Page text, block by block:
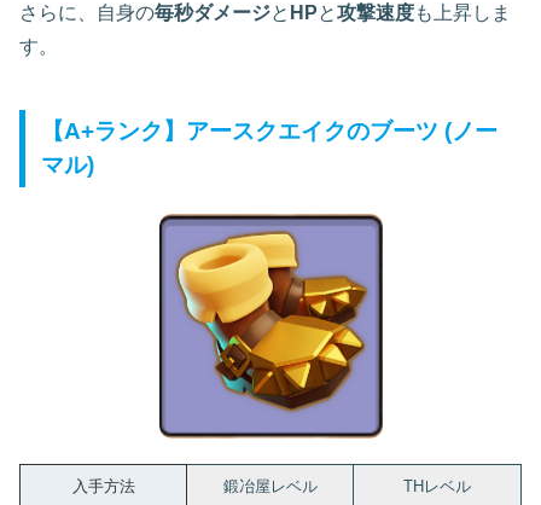
さらに、自身の毎秒ダメージと HPと攻撃速度も上昇しま
す。
【A+ランク】アースクエイクのブーツ (ノー
マル)
入手方法 鍛冶屋レベル THレベル